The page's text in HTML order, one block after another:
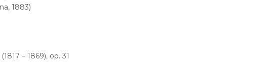
1883)
– 1869), op. 31